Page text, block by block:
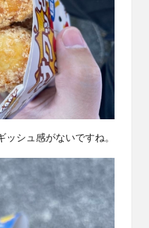
ッシュ感がないですね。